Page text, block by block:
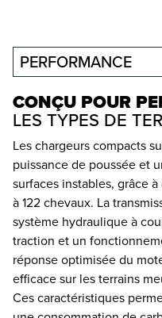
PERFORMANCE
CONÇU POUR
LES TYPES DE
Les chargeurs compacts
puissance de poussée et
surfaces instables, grâce
à 122 chevaux. La
système hydraulique à
traction et un
réponse optimisée du
efficace sur les terrains
Ces caractéristiques